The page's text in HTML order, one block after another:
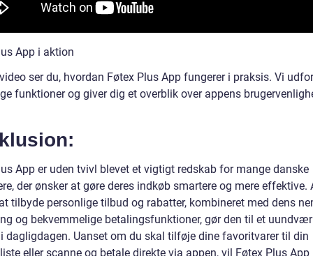
App i aktion
ser du, hvordan Føtex Plus App fungerer i praksis. Vi
funktioner og giver dig et overblik over appens
App er uden tvivl blevet et vigtigt redskab for mange danske
der ønsker at gøre deres indkøb smartere og mere effektive.
tilbyde personlige tilbud og rabatter, kombineret med dens
og bekvemmelige betalingsfunktioner, gør den til et
dagligdagen. Uanset om du skal tilføje dine favoritvarer til din
eller scanne og betale direkte via appen, vil Føtex Plus App